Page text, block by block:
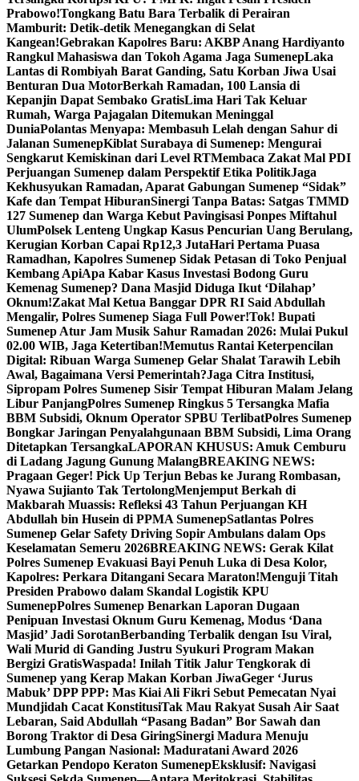
Prabowo!Tongkang Batu Bara Terbalik di Perairan
Mamburit: Detik-detik Menegangkan di Selat
Kangean!Gebrakan Kapolres Baru: AKBP Anang Hardiyanto
Rangkul Mahasiswa dan Tokoh Agama Jaga SumenepLaka
Lantas di Rombiyah Barat Ganding, Satu Korban Jiwa Usai
Benturan Dua MotorBerkah Ramadan, 100 Lansia di
Kepanjin Dapat Sembako GratisLima Hari Tak Keluar
Rumah, Warga Pajagalan Ditemukan Meninggal
DuniaPolantas Menyapa: Membasuh Lelah dengan Sahur di
Jalanan SumenepKiblat Surabaya di Sumenep: Mengurai
Sengkarut Kemiskinan dari Level RTMembaca Zakat Mal PDI
Perjuangan Sumenep dalam Perspektif Etika PolitikJaga
Kekhusyukan Ramadan, Aparat Gabungan Sumenep “Sidak”
Kafe dan Tempat HiburanSinergi Tanpa Batas: Satgas TMMD
127 Sumenep dan Warga Kebut Pavingisasi Ponpes Miftahul
UlumPolsek Lenteng Ungkap Kasus Pencurian Uang Berulang,
Kerugian Korban Capai Rp12,3 JutaHari Pertama Puasa
Ramadhan, Kapolres Sumenep Sidak Petasan di Toko Penjual
Kembang ApiApa Kabar Kasus Investasi Bodong Guru
Kemenag Sumenep? Dana Masjid Diduga Ikut ‘Dilahap’
Oknum!Zakat Mal Ketua Banggar DPR RI Said Abdullah
Mengalir, Polres Sumenep Siaga Full Power!Tok! Bupati
Sumenep Atur Jam Musik Sahur Ramadan 2026: Mulai Pukul
02.00 WIB, Jaga Ketertiban!Memutus Rantai Keterpencilan
Digital: Ribuan Warga Sumenep Gelar Shalat Tarawih Lebih
Awal, Bagaimana Versi Pemerintah?Jaga Citra Institusi,
Sipropam Polres Sumenep Sisir Tempat Hiburan Malam Jelang
Libur PanjangPolres Sumenep Ringkus 5 Tersangka Mafia
BBM Subsidi, Oknum Operator SPBU TerlibatPolres Sumenep
Bongkar Jaringan Penyalahgunaan BBM Subsidi, Lima Orang
Ditetapkan TersangkaLAPORAN KHUSUS: Amuk Cemburu
di Ladang Jagung Gunung MalangBREAKING NEWS:
Pragaan Geger! Pick Up Terjun Bebas ke Jurang Rombasan,
Nyawa Sujianto Tak TertolongMenjemput Berkah di
Makbarah Muassis: Refleksi 43 Tahun Perjuangan KH
Abdullah bin Husein di PPMA SumenepSatlantas Polres
Sumenep Gelar Safety Driving Sopir Ambulans dalam Ops
Keselamatan Semeru 2026BREAKING NEWS: Gerak Kilat
Polres Sumenep Evakuasi Bayi Penuh Luka di Desa Kolor,
Kapolres: Perkara Ditangani Secara Maraton!Menguji Titah
Presiden Prabowo dalam Skandal Logistik KPU
SumenepPolres Sumenep Benarkan Laporan Dugaan
Penipuan Investasi Oknum Guru Kemenag, Modus ‘Dana
Masjid’ Jadi SorotanBerbanding Terbalik dengan Isu Viral,
Wali Murid di Ganding Justru Syukuri Program Makan
Bergizi GratisWaspada! Inilah Titik Jalur Tengkorak di
Sumenep yang Kerap Makan Korban JiwaGeger ‘Jurus
Mabuk’ DPP PPP: Mas Kiai Ali Fikri Sebut Pemecatan Nyai
Mundjidah Cacat KonstitusiTak Mau Rakyat Susah Air Saat
Lebaran, Said Abdullah “Pasang Badan” Bor Sawah dan
Borong Traktor di Desa GiringSinergi Madura Menuju
Lumbung Pangan Nasional: Maduratani Award 2026
Getarkan Pendopo Keraton SumenepEksklusif: Navigasi